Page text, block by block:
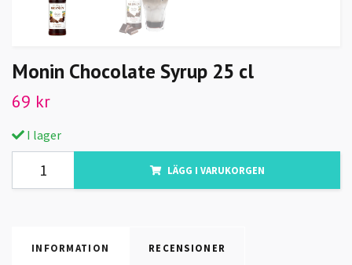
Monin Chocolate Syrup 25 cl
69 kr
I lager
LÄGG I VARUKORGEN
INFORMATION RECENSIONER